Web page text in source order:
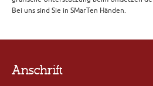
Bei uns sind Sie in SMarTen Händen.
Anschrift